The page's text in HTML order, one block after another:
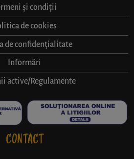
și condiții
de cookies
de confidențialitate
Informări
active/Regulamente
CONTACT